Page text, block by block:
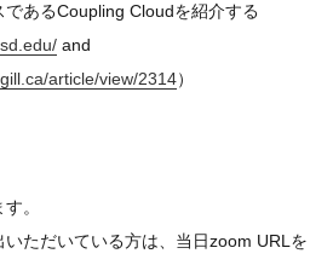
であるCoupling Cloudを紹介する
and
article/view/2314）
。
ただいている方は、当日zoom URLを